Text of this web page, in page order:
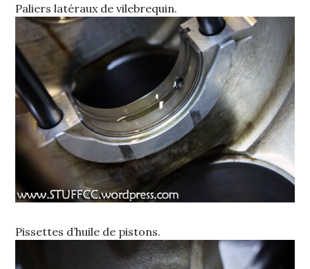
Paliers latéraux de vilebrequin.
Pissettes d’huile de pistons.